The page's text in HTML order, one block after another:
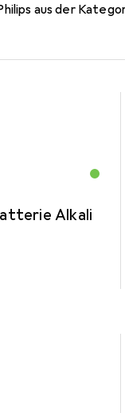
aus der
Alkali